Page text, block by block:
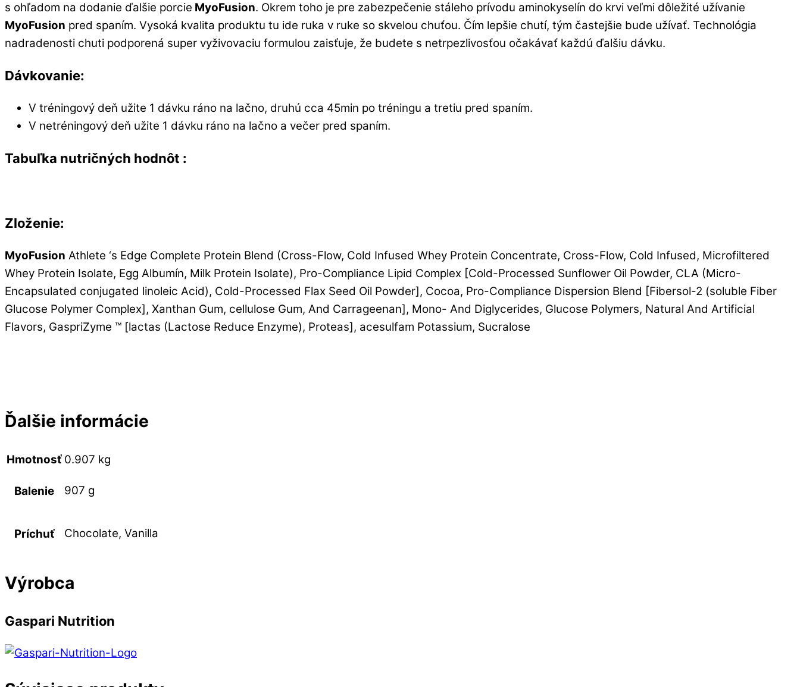
s ohľadom na dodanie ďalšie porcie MyoFusion. Okrem toho je pre zabezpečenie stáleho prívodu aminokyselín do krvi veľmi dôležité užívanie
MyoFusion pred spaním. Vysoká kvalita produktu tu ide ruka v ruke so skvelou chuťou. Čím lepšie chutí, tým častejšie bude užívať. Technológia
nadradenosti chuti podporená super vyživovaciu formulou zaisťuje, že budete s netrpezlivosťou očakávať každú ďalšiu dávku.
Dávkovanie:
V tréningový deň užite 1 dávku ráno na lačno, druhú cca 45min po tréningu a tretiu pred spaním.
V netréningový deň užite 1 dávku ráno na lačno a večer pred spaním.
Tabuľka nutričných hodnôt :
Zloženie:
MyoFusion Athlete ‘s Edge Complete Protein Blend (Cross-Flow, Cold Infused Whey Protein Concentrate, Cross-Flow, Cold Infused, Microfiltered
Whey Protein Isolate, Egg Albumín, Milk Protein Isolate), Pro-Compliance Lipid Complex [Cold-Processed Sunflower Oil Powder, CLA (Micro-
Encapsulated conjugated linoleic Acid), Cold-Processed Flax Seed Oil Powder], Cocoa, Pro-Compliance Dispersion Blend [Fibersol-2 (soluble Fiber
Glucose Polymer Complex], Xanthan Gum, cellulose Gum, And Carrageenan], Mono- And Diglycerides, Glucose Polymers, Natural And Artificial
Flavors, GaspriZyme ™ [lactas (Lactose Reduce Enzyme), Proteas], acesulfam Potassium, Sucralose
Ďalšie informácie
Hmotnosť 0.907 kg
Balenie 907 g
Príchuť Chocolate, Vanilla
Výrobca
Gaspari Nutrition